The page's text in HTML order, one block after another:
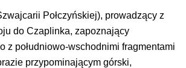
Połczyńskiej), prowadzący z
do Czaplinka, zapoznający
z południowo-wschodnimi fragmentami
przypominającym górski,